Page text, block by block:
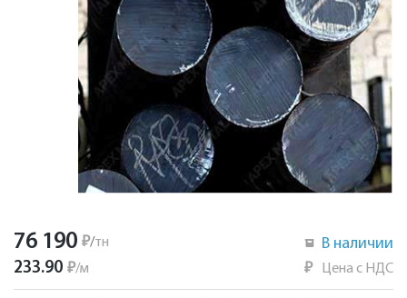
76 190 ₽/тн
233.90 ₽/м
В наличии
₽ Цена с НДС